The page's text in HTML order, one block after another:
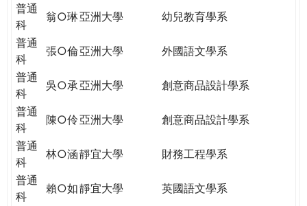
普通
科
翁○琳亞洲大學
幼兒教育學系
普通
科
張○倫亞洲大學
外國語文學系
普通
科
吳○承亞洲大學
創意商品設計學系
普通
科
陳○伶亞洲大學
創意商品設計學系
普通
科
林○涵靜宜大學
財務工程學系
普通
科
賴○如靜宜大學
英國語文學系